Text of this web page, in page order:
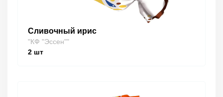
Сливочный ирис
"КФ "Эссен""
2 шт